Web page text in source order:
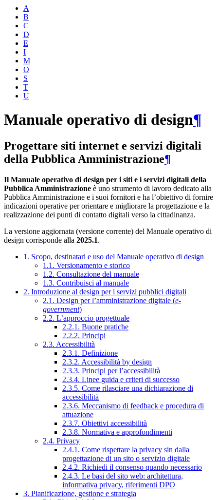
A
B
C
D
E
I
M
O
S
T
U
Manuale operativo di design¶
Progettare siti internet e servizi digitali
della Pubblica Amministrazione¶
Il Manuale operativo di design per i siti e i servizi digitali della
Pubblica Amministrazione è uno strumento di lavoro dedicato alla
Pubblica Amministrazione e i suoi fornitori e ha l’obiettivo di fornire
indicazioni operative per orientare e migliorare la progettazione e la
realizzazione dei punti di contatto digitali verso la cittadinanza.
La versione aggiornata (versione corrente) del Manuale operativo di
design corrisponde alla 2025.1.
1. Scopo, destinatari e uso del Manuale operativo di design
1.1. Versionamento e storico
1.2. Consultazione del manuale
1.3. Contribuisci al manuale
2. Introduzione al design per i servizi pubblici digitali
2.1. Design per l’amministrazione digitale (e-
government)
2.2. L’approccio progettuale
2.2.1. Buone pratiche
2.2.2. Principi
2.3. Accessibilità
2.3.1. Definizione
2.3.2. Accessibilità by design
2.3.3. Principi per l’accessibilità
2.3.4. Linee guida e criteri di successo
2.3.5. Come rilasciare una dichiarazione di
accessibilità
2.3.6. Meccanismo di feedback e procedura di
attuazione
2.3.7. Obiettivi accessibilità
2.3.8. Normativa e approfondimenti
2.4. Privacy
2.4.1. Come rispettare la privacy sin dalla
progettazione di un sito o servizio digitale
2.4.2. Richiedi il consenso quando necessario
2.4.3. Le basi del sito web: architettura,
informativa privacy, riferimenti DPO
3. Pianificazione, gestione e strategia